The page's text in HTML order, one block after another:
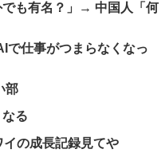
でも有名？」→ 中国人「何
で仕事がつまらなくなっ
部
る
の成長記録見てや